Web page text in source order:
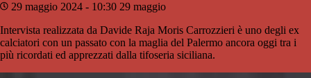
29 maggio 2024 - 10:30 29 maggio
Intervista realizzata da Davide Raja Moris Carrozzieri è uno degli ex
calciatori con un passato con la maglia del Palermo ancora oggi tra i
più ricordati ed apprezzati dalla tifoseria siciliana.